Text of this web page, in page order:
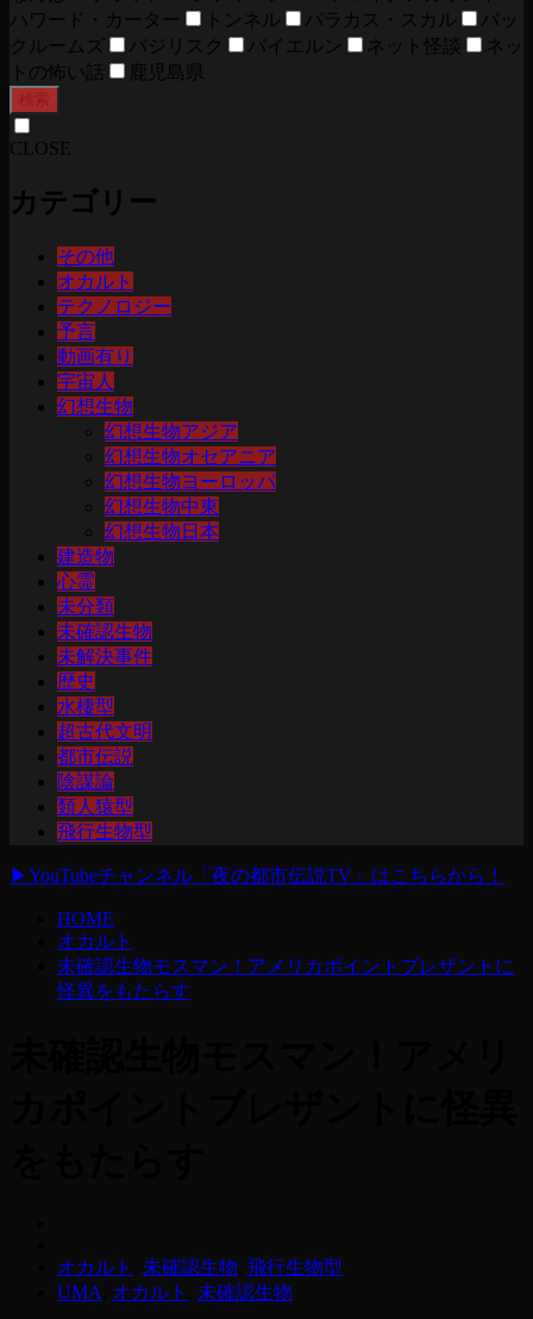
ハワード・カーター
トンネル パラカス・スカル
バッ
クルームズ
バジリスク バイエルン ネット怪談
ネッ
トの怖い話
鹿児島県
検索
CLOSE
カテゴリー
その他
オカルト
テクノロジー
予言
動画有り
宇宙人
幻想生物
幻想生物アジア
幻想生物オセアニア
幻想生物ヨーロッパ
幻想生物中東
幻想生物日本
建造物
心霊
未分類
未確認生物
未解決事件
歴史
水棲型
超古代文明
都市伝説
陰謀論
類人猿型
飛行生物型
▶YouTubeチャンネル「夜の都市伝説TV」はこちらから！
HOME
オカルト
未確認生物モスマン！アメリカポイントブレザントに
怪異をもたらす
オカルト 未確認生物 飛行生物型
UMA
オカルト 未確認生物